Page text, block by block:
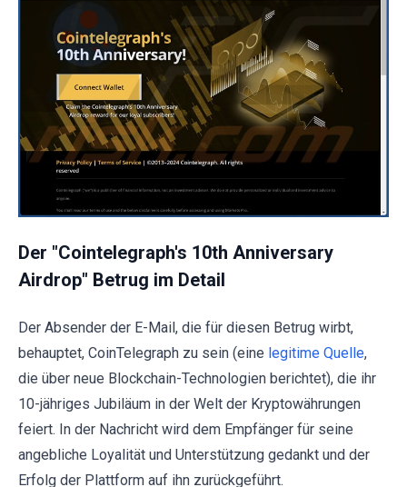
Der "Cointelegraph's 10th Anniversary
Airdrop" Betrug im Detail
Der Absender der E-Mail, die für diesen Betrug wirbt,
behauptet, CoinTelegraph zu sein (eine legitime Quelle,
die über neue Blockchain-Technologien berichtet), die ihr
10-jähriges Jubiläum in der Welt der Kryptowährungen
feiert. In der Nachricht wird dem Empfänger für seine
angebliche Loyalität und Unterstützung gedankt und der
Erfolg der Plattform auf ihn zurückgeführt.